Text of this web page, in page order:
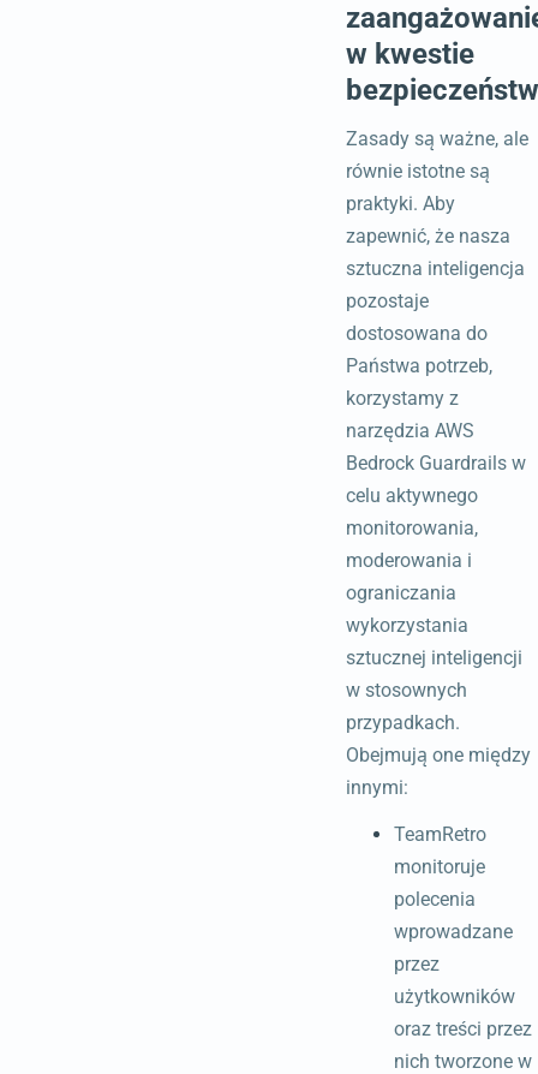
w kwestie
Zasady są ważne, ale
równie istotne są
praktyki. Aby
zapewnić, że nasza
sztuczna inteligencja
pozostaje
dostosowana do
Państwa potrzeb,
korzystamy z
narzędzia AWS
Bedrock Guardrails w
celu aktywnego
monitorowania,
moderowania i
ograniczania
wykorzystania
sztucznej inteligencji
w stosownych
przypadkach.
Obejmują one między
innymi:
TeamRetro
monitoruje
polecenia
wprowadzane
przez
użytkowników
oraz treści przez
nich tworzone w